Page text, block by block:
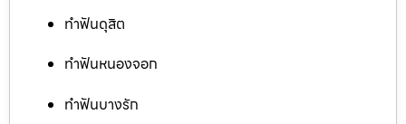
ทำฟันดุสิต
ทำฟันหนองจอก
ทำฟันบางรัก